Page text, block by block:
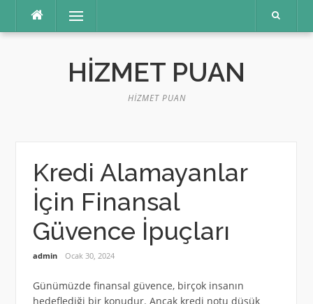
Menü
HIZMET PUAN
HIZMET PUAN
Kredi Alamayanlar
İçin Finansal
Güvence İpuçları
admin Ocak 30, 2024
Günümüzde finansal güvence, birçok insanın
hedeflediği bir konudur. Ancak kredi notu düşük